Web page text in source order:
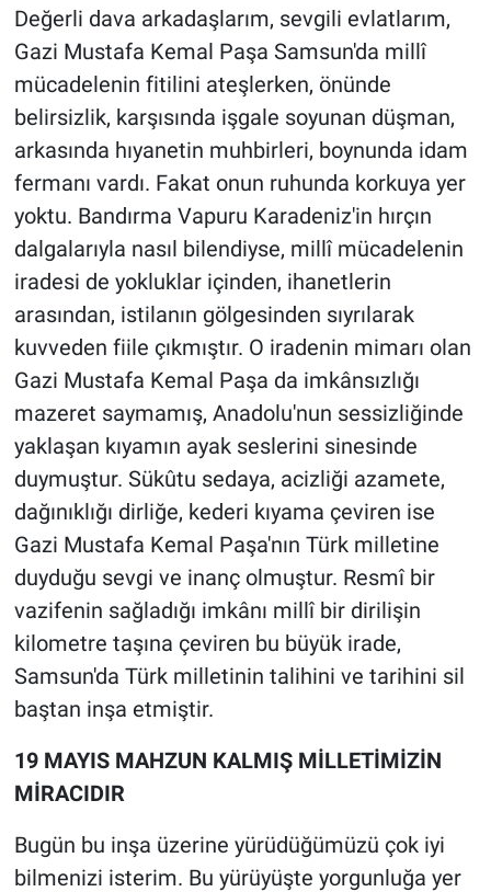
Değerli dava arkadaşlarım, sevgili evlatlarım,
Gazi Mustafa Kemal Paşa Samsun'da millî
mücadelenin fitilini ateşlerken, önünde
belirsizlik, karşısında işgale soyunan düşman,
arkasında hıyanetin muhbirleri, boynunda idam
fermanı vardı. Fakat onun ruhunda korkuya yer
yoktu. Bandırma Vapuru Karadeniz'in hırçın
dalgalarıyla nasıl bilendiyse, millî mücadelenin
iradesi de yokluklar içinden, ihanetlerin
arasından, istilanın gölgesinden sıyrılarak
kuvveden fiile çıkmıştır. O iradenin mimarı olan
Gazi Mustafa Kemal Paşa da imkânsızlığı
mazeret saymamış, Anadolu'nun sessizliğinde
yaklaşan kıyamın ayak seslerini sinesinde
duymuştur. Sükûtu sedaya, acizliği azamete,
dağınıklığı dirliğe, kederi kıyama çeviren ise
Gazi Mustafa Kemal Paşa'nın Türk milletine
duyduğu sevgi ve inanç olmuştur. Resmî bir
vazifenin sağladığı imkânı millî bir dirilişin
kilometre taşına çeviren bu büyük irade,
Samsun'da Türk milletinin talihini ve tarihini sil
baştan inşa etmiştir.
19 MAYIS MAHZUN KALMIŞ MİLLETİMİZİN
MİRACIDIR
Bugün bu inşa üzerine yürüdüğümüzü çok iyi
bilmenizi isterim. Bu yürüyüşte yorgunluğa yer